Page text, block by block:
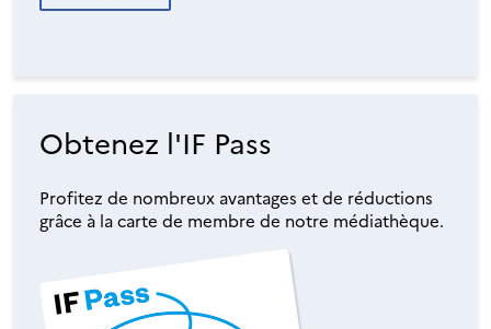
Obtenez l'IF Pass
Profitez de nombreux avantages et de réductions
grâce à la carte de membre de notre médiathèque.